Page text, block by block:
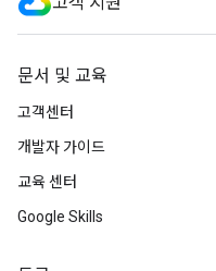
문서 및 교육
고객센터
개발자 가이드
교육 센터
Google Skills